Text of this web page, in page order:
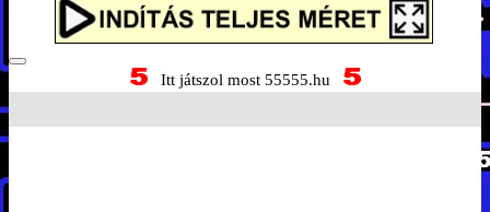
Itt játszol most 55555.hu